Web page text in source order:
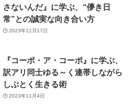
さないんだ』に学ぶ、“儚き日
常”との誠実な向き合い方
2023年11月17日
『コーポ・ア・コーポ』に学ぶ、
訳アリ同士ゆる～く連帯しながら
しぶとく生きる術
2023年11月4日